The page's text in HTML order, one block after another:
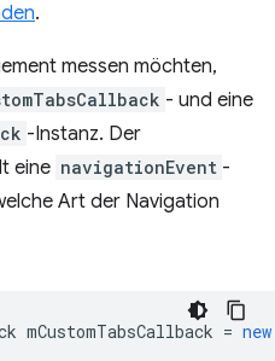
.
messen möchten,
- und eine
-Instanz. Der
eine navigationEvent -
Art der Navigation
mCustomTabsCallback = new